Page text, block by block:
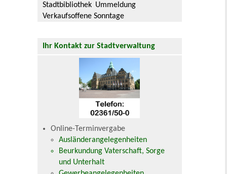
Stadtbibliothek Ummeldung
Verkaufsoffene Sonntage
Ihr Kontakt zur Stadtverwaltung
Online-Terminvergabe
Ausländerangelegenheiten
Beurkundung Vaterschaft, Sorge
und Unterhalt